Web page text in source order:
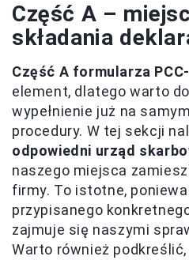
Część A –
składania
Część A formularza
element, dlatego warto
wypełnienie już na
procedury. W tej sekcji
odpowiedni urząd
naszego miejsca
firmy. To istotne,
przypisanego
zajmuje się naszymi
Warto również